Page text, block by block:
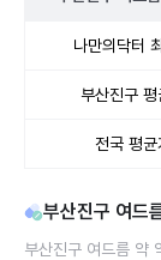
나만의닥터
부산진구 평
전국 평균
부산진구 여드
부산진구 여드름 약